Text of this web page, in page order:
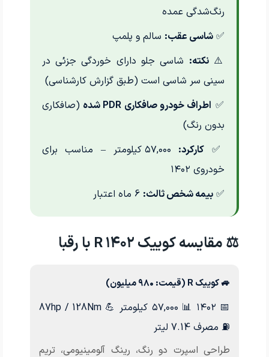
رنگ‌شدگی عمده
✅ شاسی عقب: سالم و پلمپ
⚠️نکته: شاسی جلو دارای خوردگی جزئی در
سینی سر شاسی است (طبق گزارش کارشناسی)
✅ اطراف خودرو صافکاری PDR شده
(صافکاری
بدون رنگ)
✅ کارکرد:
۵۷,۰۰۰ کیلومتر – مناسب برای
خودروی ۱۴۰۲
✅ بیمه شخص ثالث:
⚖️ مقایسه کوییک R ۱۴۰۲ با رقبا
🚙 کوییک R (قیمت: ۹۸۰ میلیون)
📅 ۱۴۰۲ 📊 ۵۷,۰۰۰ کیلومتر
💪 87hp / 128Nm
⛽ مصرف 7.14 لیتر
طراحی اسپرت دو رنگ، رینگ آلومینیومی، تریم